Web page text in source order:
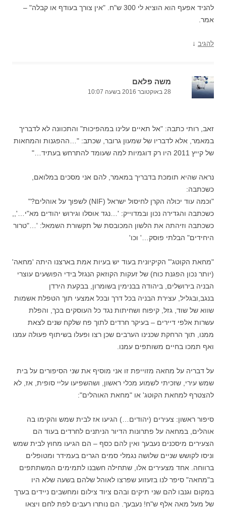
להניד אפעף הוא הוציא לי 300 ש"ח. "אין צורך בעודף או קבלה" –
אמר.
להגיב ↓
משה פלאם
28 באוקטובר 2016 בשעה 10:07
זאב, רותי כתבה: "אל תאיים עלינו במהפיכות" והתכוונה לא לדבריך
במאמר, אלא לדבריו של שמעון גרובר, שכתב: "…ההפגנות והמחאות
של קייץ 2011 היו רק דוגמיות למה שעומד להתרחש בעתיד…"
נראה שהיא תומכת בדבריך במאמר, להם אני מסכים במלואם,
כשכתבה:
"וכמה עוד יכולה הקרן לחיסול ישראל (NIF) לשפוך על אוהלים?"
כשכתבה והגדירה נכון ובמדוייק: '…נגד אוסלו וגירוש יהודים מא"י…',,
כשכתבה וזיהתה את הלשון המכובסת של תקשורת השמאל: '…"טרור
היחידים" הבלתי פוסק…' וכו'
"מחאת הקוטג'" הקיקיונית בעוד יש בעיות אמת בארצנו היתה 'מחאה'
(יותר נכון הפגנת כוח) של זעקות הקוזאק הנגזל בידי הפושעים עוצרי
הבניה בירושלים, ביהודה בבנימין בשומרון, בבקעת הירדן
בנגב,ובגליל, עצירת הבניה בכל דרך ובכל אמצעי תוך הטפלת אשמות
שווא של שוד, גזל, קיפוח ושחיתות נגד כל העוסקים בכך, והפלת
עשרות אלפי דיירים – בעיקר חרדים לתוך פח שלקח שנים לצאת
ממנו, תוך הרחקת שכנינו הערבים שכן רצו ופעלו בשיתוף פעולה עמנו
ואף תמכו בחיים משותפים עמנו.
על דבריה על מחאה מזוייפת זו אני מוסיף את שני הסיפורים על בית
שמש עירי, שזכיתי לשמוע מכלי ראשון, ושהשפיעו עליי סופית, אז, לא
להצטרף למחאת הקוטג' או "מחאת האוהלים":
סיפור ראשון: צעירים (יהודים…) הגיעו אז לבית שמש והקימו בה
אוהלים, במחאה על פתרונות הדיור הניתנים לחרדים בעוד הם
הצעירים מיסכנים נעבעך ואין להם כסף – הם הגיעו מחוץ לבית שמש
וניסו לקושש שניים שלושה נגמלי סמים הגרים בעמידר ומטופלים
ברווחה. אחד מצעירים אלו, שתחילה חשבנו לתמימים המשתתפים
ב"מחאה" סיפר לנו בזעזוע שפרצו לאוהל שלהם בשעה שלא היו
במקום וגנבו להם שני תיקים ובהם ציוד צילום ומחשבים ניידים בערך
של מעל מאה אלף ש"ח! נעבעך. הם נותרו רעבים לפת לחם ויצאו